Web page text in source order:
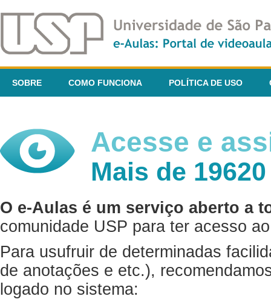
SOBRE COMO FUNCIONA POLÍTICA DE USO
Acesse e
Mais de
O e-Aulas é um serviço aberto a
comunidade USP para ter acesso
Para usufruir de determinadas
de anotações e etc.),
logado no sistema: